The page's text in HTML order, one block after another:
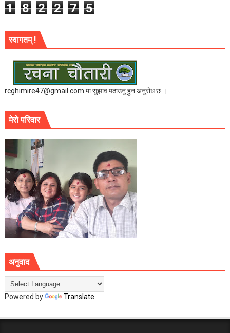
1 8 2 2 7 5
स्वागतम् !
rcghimire47@gmail.com मा सुझाव पठाउनु हुन अनुरोध छ ।
मेरो परिवार
अनुवाद
Powered by Translate